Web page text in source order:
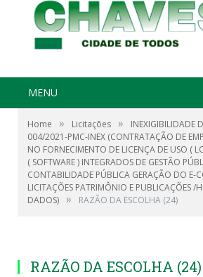
MENU
Home » Licitações »
INEXIGIBILIDADE
004/2021-PMC-INEX (CONTRATAÇÃO DE
NO FORNECIMENTO DE LICENÇA DE USO (
( SOFTWARE ) INTEGRADOS DE GESTÃO
CONTABILIDADE PÚBLICA GERAÇÃO DO E-
LICITAÇÕES PATRIMÔNIO E PUBLICAÇÕES /
DADOS) » RAZÃO DA ESCOLHA (24)
RAZÃO DA ESCOLHA (24)